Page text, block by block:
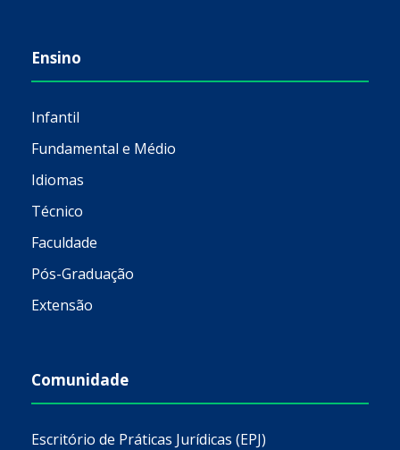
Ensino
Infantil
Fundamental e Médio
Idiomas
Técnico
Faculdade
Pós-Graduação
Extensão
Comunidade
Escritório de Práticas Jurídicas (EPJ)